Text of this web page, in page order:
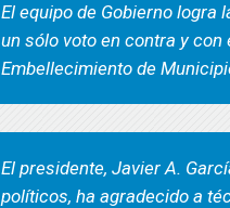
El equipo de Gobierno
un sólo voto en contra y con
Embellecimiento de
El presidente, Javier A.
políticos, ha agradecido a